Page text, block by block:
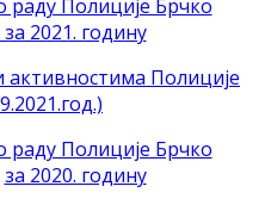
раду Полиције Брчко
2021. годину
активностима Полиције
раду Полиције Брчко
за 2020. годину